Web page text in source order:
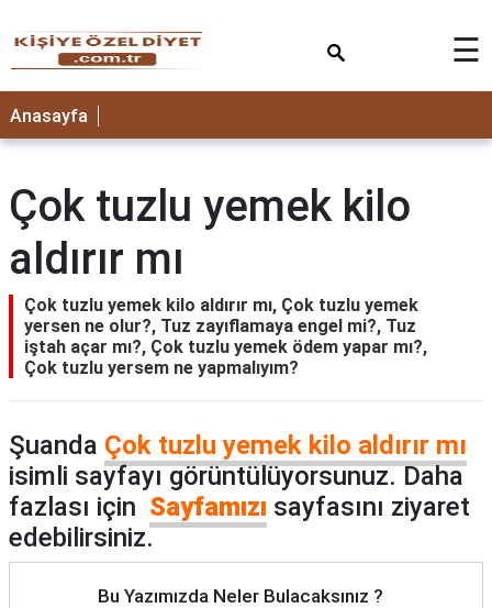
ANASAYFA
☰
Anasayfa
Çok tuzlu yemek kilo
aldırır mı
Çok tuzlu yemek kilo aldırır mı, Çok tuzlu yemek
yersen ne olur?, Tuz zayıflamaya engel mi?, Tuz
iştah açar mı?, Çok tuzlu yemek ödem yapar mı?,
Çok tuzlu yersem ne yapmalıyım?
Şuanda Çok tuzlu yemek kilo aldırır mı
isimli sayfayı görüntülüyorsunuz. Daha
fazlası için Sayfamızı sayfasını ziyaret
edebilirsiniz.
Bu Yazımızda Neler Bulacaksınız ?